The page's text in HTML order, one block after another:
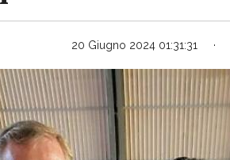
20 Giugno 2024 01:31:31